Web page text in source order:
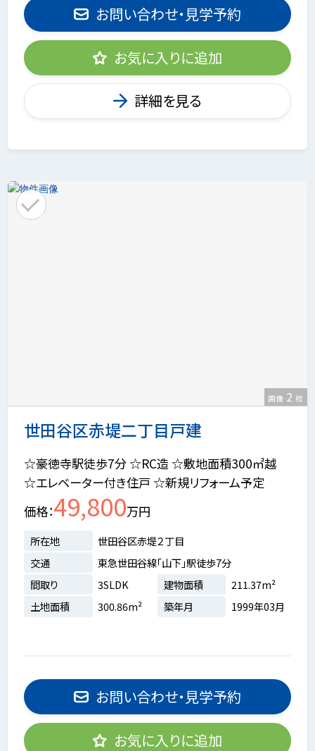
お問い合わせ・見学予約
お気に入りに追加
詳細を見る
世田谷区赤堤二丁目戸建
画像 2 枚
☆豪徳寺駅徒歩7分 ☆RC造 ☆敷地面積300㎡越
☆エレベーター付き住戸 ☆新規リフォーム予定
価格 49,800万円
所在地
世田谷区赤堤２丁目
交通
東急世田谷線「山下」駅徒歩7分
間取り
3SLDK 建物面積
211.37m²
土地面積
300.86m² 築年月 1999年03月
お問い合わせ・見学予約
お気に入りに追加